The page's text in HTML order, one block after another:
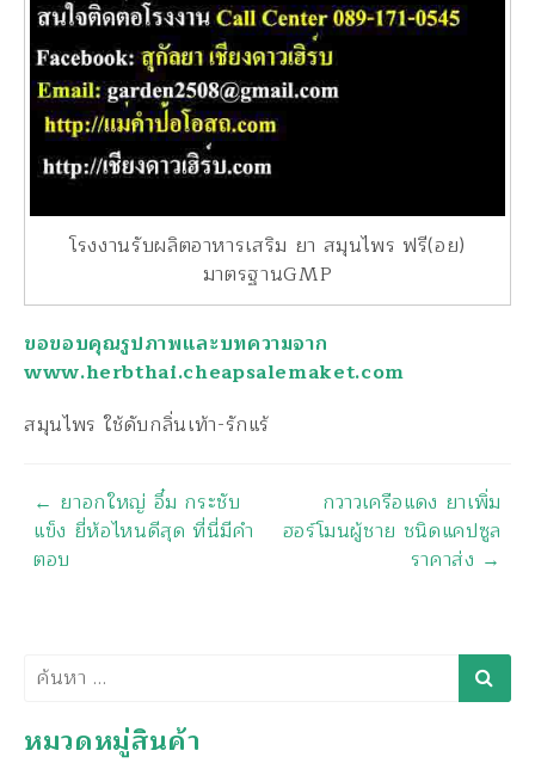
โรงงานรับผลิตอาหารเสริม ยา สมุนไพร ฟรี(อย)
มาตรฐานGMP
ขอขอบคุณรูปภาพและบทความจาก
www.herbthai.cheapsalemaket.com
สมุนไพร ใช้ดับกลิ่นเท้า-รักแร้
นำทาง
← ยาอกใหญ่ อึ๋ม กระชับ
แข็ง ยี่ห้อไหนดีสุด ที่นี่มีคำ
ตอบ
กวาวเครือแดง ยาเพิ่ม
ฮอร์โมนผู้ชาย ชนิดแคปซูล
ราคาส่ง →
ค้นหา
หมวดหมู่สินค้า